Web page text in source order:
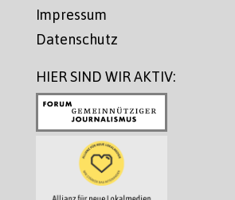
Impressum
Datenschutz
HIER SIND WIR AKTIV: